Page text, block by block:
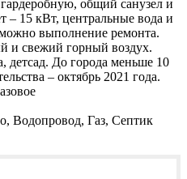
общий санузел и
– 15 кВт, центральные вода и
выполнение ремонта.
и свежий горный воздух.
детсад. До города меньше 10
– октябрь 2021 года.
Водопровод, Газ, Септик